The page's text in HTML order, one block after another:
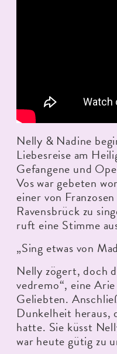
Nelly & Nadine
Liebesreise am
Gefangene und
Vos war gebeten
einer von
Ravensbrück zu
ruft eine Stimme
„Sing etwas von
Nelly zögert, doch
vedremo“, eine
Geliebten.
Dunkelheit heraus,
hatte. Sie küsst
war heute gütig zu